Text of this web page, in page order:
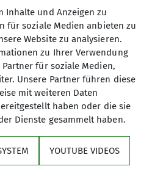
umfasst
mit kürzeren
und
sowohl in der
in den Alpen. Unsere
von zertifizierten
erfahrenen
organisiert.
Inhalte und Anzeigen zu
für soziale Medien anbieten zu
Website zu analysieren.
zu Ihrer Verwendung
für soziale Medien,
Unsere Partner führen diese
mit weiteren Daten
haben oder die sie
Dienste gesammelt haben.
YOUTUBE VIDEOS